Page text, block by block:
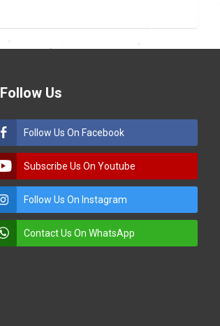
Follow Us
Follow Us On Facebook
Subscribe Us On Youtube
Follow Us On Instagram
Contact Us On WhatsApp